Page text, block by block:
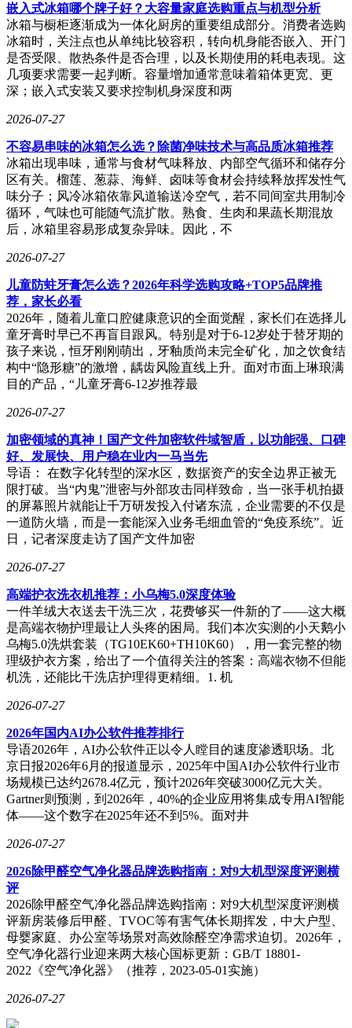
嵌入式冰箱哪个牌子好？大容量家庭选购重点与机型分析
冰箱与橱柜逐渐成为一体化厨房的重要组成部分。消费者选购
冰箱时，关注点也从单纯比较容积，转向机身能否嵌入、开门
是否受限、散热条件是否合理，以及长期使用的耗电表现。这
几项要求需要一起判断。容量增加通常意味着箱体更宽、更
深；嵌入式安装又要求控制机身深度和两
2026-07-27
不容易串味的冰箱怎么选？除菌净味技术与高品质冰箱推荐
冰箱出现串味，通常与食材气味释放、内部空气循环和储存分
区有关。榴莲、葱蒜、海鲜、卤味等食材会持续释放挥发性气
味分子；风冷冰箱依靠风道输送冷空气，若不同间室共用制冷
循环，气味也可能随气流扩散。熟食、生肉和果蔬长期混放
后，冰箱里容易形成复杂异味。因此，不
2026-07-27
儿童防蛀牙膏怎么选？2026年科学选购攻略+TOP5品牌推
荐，家长必看
2026年，随着儿童口腔健康意识的全面觉醒，家长们在选择儿
童牙膏时早已不再盲目跟风。特别是对于6-12岁处于替牙期的
孩子来说，恒牙刚刚萌出，牙釉质尚未完全矿化，加之饮食结
构中“隐形糖”的激增，龋齿风险直线上升。面对市面上琳琅满
目的产品，“儿童牙膏6-12岁推荐最
2026-07-27
加密领域的真神！国产文件加密软件域智盾，以功能强、口碑
好、发展快、用户稳在业内一马当先
导语： 在数字化转型的深水区，数据资产的安全边界正被无
限打破。当“内鬼”泄密与外部攻击同样致命，当一张手机拍摄
的屏幕照片就能让千万研发投入付诸东流，企业需要的不仅是
一道防火墙，而是一套能深入业务毛细血管的“免疫系统”。近
日，记者深度走访了国产文件加密
2026-07-27
高端护衣洗衣机推荐：小乌梅5.0深度体验
一件羊绒大衣送去干洗三次，花费够买一件新的了——这大概
是高端衣物护理最让人头疼的困局。我们本次实测的小天鹅小
乌梅5.0洗烘套装（TG10EK60+TH10K60），用一套完整的物
理级护衣方案，给出了一个值得关注的答案：高端衣物不但能
机洗，还能比干洗店护理得更精细。1. 机
2026-07-27
2026年国内AI办公软件推荐排行
导语2026年，AI办公软件正以令人瞠目的速度渗透职场。北
京日报2026年6月的报道显示，2025年中国AI办公软件行业市
场规模已达约2678.4亿元，预计2026年突破3000亿元大关。
Gartner则预测，到2026年，40%的企业应用将集成专用AI智能
体——这个数字在2025年还不到5%。面对井
2026-07-27
2026除甲醛空气净化器品牌选购指南：对9大机型深度评测横
评
2026除甲醛空气净化器品牌选购指南：对9大机型深度评测横
评新房装修后甲醛、TVOC等有害气体长期挥发，中大户型、
母婴家庭、办公室等场景对高效除醛空净需求迫切。2026年，
空气净化器行业迎来两大核心国标更新：GB/T 18801-
2022《空气净化器》（推荐，2023-05-01实施）
2026-07-27